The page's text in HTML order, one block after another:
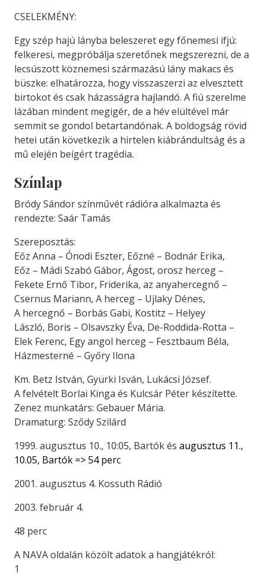
CSELEKMÉNY:
Egy szép hajú lányba beleszeret egy főnemesi ifjú:
felkeresi, megpróbálja szeretőnek megszerezni, de a
lecsúszott köznemesi származású lány makacs és
büszke: elhatározza, hogy visszaszerzi az elvesztett
birtokot és csak házasságra hajlandó. A fiú szerelme
lázában mindent megigér, de a hév elültével már
semmit se gondol betartandónak. A boldogság rövid
hetei után következik a hirtelen kiábrándultság és a
mű elején beígért tragédia.
Színlap
Bródy Sándor színművét rádióra alkalmazta és
rendezte: Saár Tamás
Szereposztás:
Eőz Anna – Ónodi Eszter, Eőzné – Bodnár Erika,
Eőz – Mádi Szabó Gábor, Ágost, orosz herceg –
Fekete Ernő Tibor, Friderika, az anyahercegnő –
Csernus Mariann, A herceg – Ujlaky Dénes,
A hercegnő – Borbás Gabi, Kostitz – Helyey
László, Boris – Olsavszky Éva, De-Roddida-Rotta –
Elek Ferenc, Egy angol herceg – Fesztbaum Béla,
Házmesterné – Győry Ilona
Km. Betz István, Gyürki Isván, Lukácsi József.
A felvételt Borlai Kinga és Kulcsár Péter készítette.
Zenez munkatárs: Gebauer Mária.
Dramaturg: Sződy Szilárd
1999. augusztus 10., 10:05, Bartók és augusztus 11.,
10.05, Bartók => 54 perc
2001. augusztus 4. Kossuth Rádió
2003. február 4.
48 perc
A NAVA oldalán közölt adatok a hangjátékról:
1